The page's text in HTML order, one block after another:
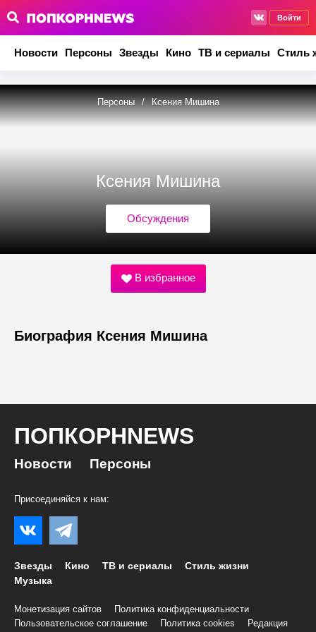
Войти
Новости Персоны Звезды Кино ТВ и сериалы Стиль
Персоны / Ксения Мишина
Ксения Мишина
Обсуждения
В избранное
Биография Ксения Мишина
ПОПКОРНNEWS
Новости Персоны
Присоединяйся к нам:
Звезды Кино ТВ и сериалы
Стиль жизни
Музыка
Монетизация сайтов
Политика конфиденциальности
Пользовательское соглашение
Политика cookies Редакция